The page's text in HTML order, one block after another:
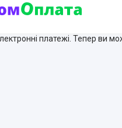
платежі. Тепер ви